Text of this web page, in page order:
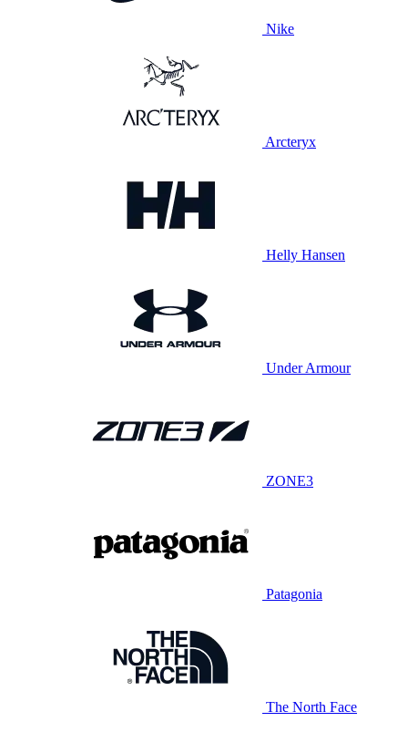
Nike
Arcteryx
Helly Hansen
Under Armour
ZONE3
Patagonia
The North Face